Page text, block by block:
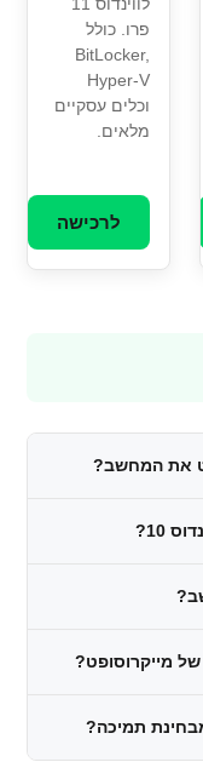
פרו. כולל
BitLocker,
Hyper-V
וכלים עסקיים
מלאים.
לרכישה
את המחשב?
10?
מייקרוסופט?